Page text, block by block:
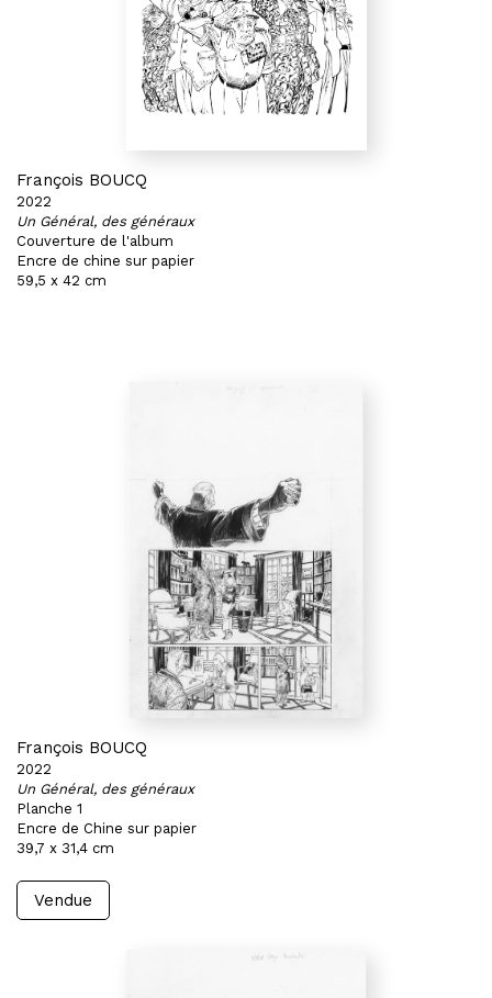
François BOUCQ
2022
Un Général, des généraux
Couverture de l'album
Encre de chine sur papier
59,5 x 42 cm
François BOUCQ
2022
Un Général, des généraux
Planche 1
Encre de Chine sur papier
39,7 x 31,4 cm
Vendue